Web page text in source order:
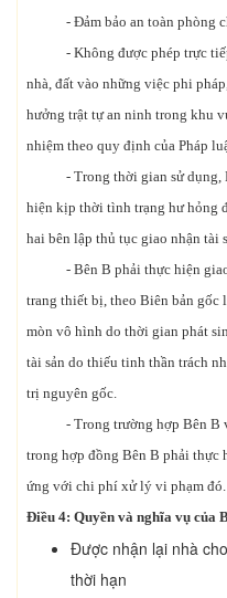
- Đảm bảo an toàn phòng
- Không được phép trực tiếp
nhà, đất vào những việc phi
hưởng trật tự an ninh trong khu
nhiệm theo quy định của Pháp
- Trong thời gian sử dụng,
hiện kịp thời tình trạng hư hỏng
hai bên lập thủ tục giao nhận tài
- Bên B phải thực hiện giao
trang thiết bị, theo Biên bản gốc
mòn vô hình do thời gian phát
tài sản do thiếu tinh thần trách
trị nguyên gốc.
- Trong trường hợp Bên B vi
trong hợp đồng Bên B phải thực
ứng với chi phí xử lý vi phạm đó.
Điều 4: Quyền và nghĩa vụ của
Được nhận lại nhà
thời hạn